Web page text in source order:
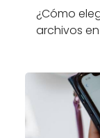
¿Cómo
archivos